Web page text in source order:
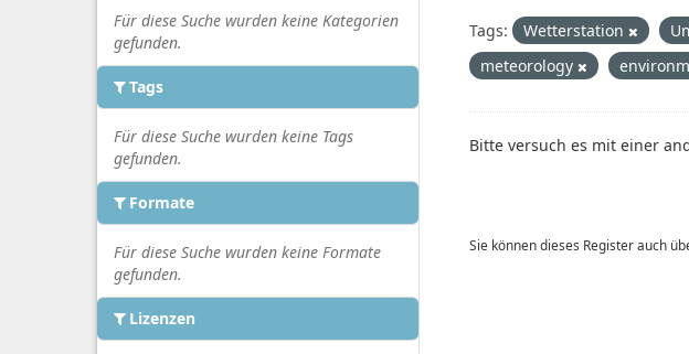
Für diese Suche wurden keine Kategorien
gefunden.
Tags
Für diese Suche wurden keine Tags
gefunden.
Formate
Für diese Suche wurden keine Formate
gefunden.
Lizenzen
Tags: Wetterstation
meteorology
Bitte versuch es mit einer
Sie können dieses Register auch